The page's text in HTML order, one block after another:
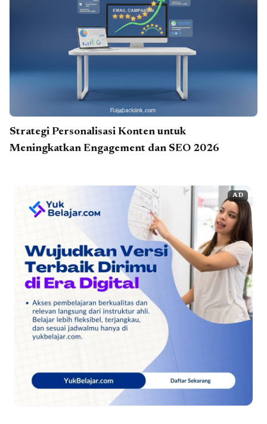
Strategi Personalisasi Konten untuk
Meningkatkan Engagement dan SEO 2026
AD